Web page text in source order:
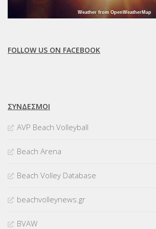
Weather from OpenWeatherMap
FOLLOW US ON FACEBOOK
ΣΥΝΔΈΣΜΟΙ
AVP Beach Volleyball
Beach Arena
Beach Volley Database
beachvolleynews.gr
BVAW